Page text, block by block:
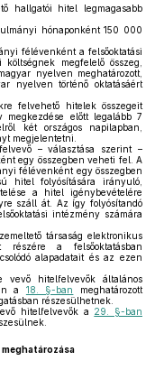
hallgatói hitel legmagasabb
hónaponként 150 000
félévenként a felsőoktatási
megfelelő összeg,
nyelven meghatározott,
nyelven történő oktatásáért
felvehető hitelek összegeit
előtt legalább 7
két országos napilapban,
megjelentetni.
– választása szerint –
egy összegben veheti fel. A
félévenként egy összegben
hitel folyósítására irányuló,
a hitel igénybevételére
száll át. Az így folyósítandó
intézmény számára
társaság elektronikus
a felsőoktatásban
alapadatait és az ezen
hitelfelvevők általános
a 18. §-ban
meghatározott
részesülhetnek.
hitelfelvevők a 29. §-ban